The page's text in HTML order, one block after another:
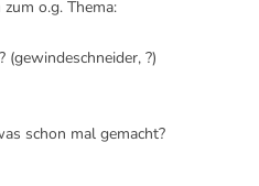
o.g. Thema:
(gewindeschneider, ?)
schon mal gemacht?